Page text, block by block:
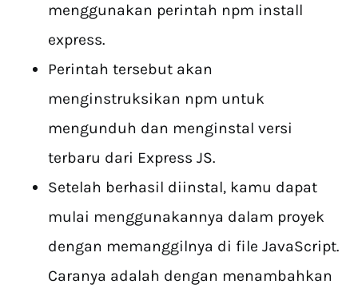
menggunakan perintah npm install
express.
Perintah tersebut akan
menginstruksikan npm untuk
mengunduh dan menginstal versi
terbaru dari Express JS.
Setelah berhasil diinstal, kamu dapat
mulai menggunakannya dalam proyek
dengan memanggilnya di file JavaScript.
Caranya adalah dengan menambahkan